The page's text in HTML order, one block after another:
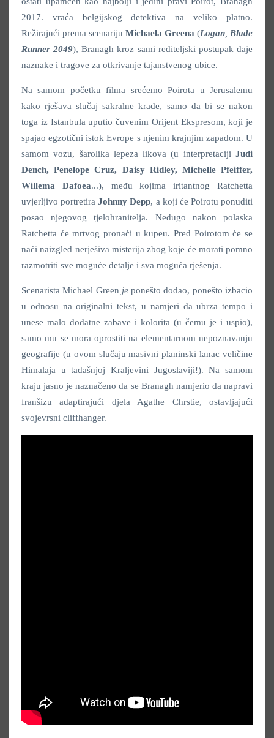
2017. vraća belgijskog detektiva na veliko platno.
Režirajući prema scenariju Michaela Greena (Logan Blade
Runner 2049), Branagh kroz sami rediteljski postupak daje
naznake i tragove za otkrivanje tajanstvenog ubice.
Na samom početku filma srećemo Poirota u Jerusalemu
kako rješava slučaj sakralne krađe, samo da bi se nakon
toga iz Istanbula uputio čuvenim Orijent Ekspresom, koji je
spajao egzotični istok Evrope s njenim krajnjim zapadom. U
samom vozu, šarolika lepeza likova (u interpretaciji Judi
Dench, Penelope Cruz, Daisy Ridley, Michelle Pfeiffer,
Willema Dafoea...), među kojima iritantnog Ratchetta
uvjerljivo portretiraJohnny Depp, a koji će Poirotu ponuditi
posao njegovog tjelohranitelja. Nedugo nakon polaska
Ratchetta će mrtvog pronaći u kupeu. Pred Poirotom će se
naći naizgled nerješiva misterija zbog koje će morati pomno
razmotriti sve moguće detalje i sva moguća rješenja.
Scenarista Michael Green jeponešto dodao, ponešto izbacio
u odnosu na originalni tekst, u namjeri da ubrza tempo i
unese malo dodatne zabave i kolorita (u čemu je i uspio),
samo mu se mora oprostiti na elementarnom nepoznavanju
geografije (u ovom slučaju masivni planinski lanac veličine
Himalaja u tadašnjoj Kraljevini Jugoslaviji!). Na samom
kraju jasno je naznačeno da se Branagh namjerio da napravi
franšizu adaptirajući djela Agathe Chrstie, ostavljajući
svojevrsni cliffhanger.